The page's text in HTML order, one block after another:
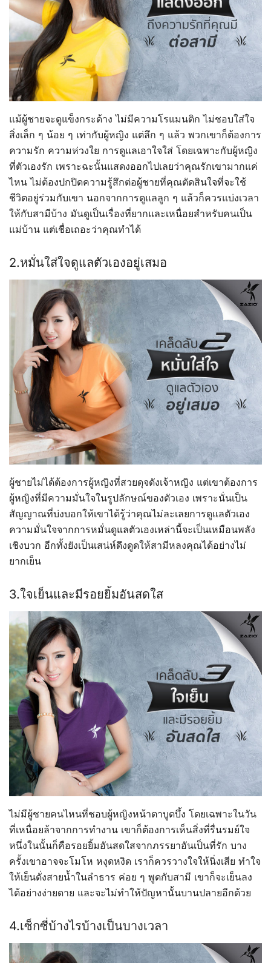
แม้ผู้ชายจะดูแข็งกระด้าง ไม่มีความโรแมนติก ไม่ชอบใส่ใจ
สิ่งเล็ก ๆ น้อย ๆ เท่ากับผู้หญิง แต่ลึก ๆ แล้ว พวกเขาก็ต้องการ
ความรัก ความห่วงใย การดูแลเอาใจใส่ โดยเฉพาะกับผู้หญิง
ที่ตัวเองรัก เพราะฉะนั้นแสดงออกไปเลยว่าคุณรักเขามากแค่
ไหน ไม่ต้องปกปิดความรู้สึกต่อผู้ชายที่คุณตัดสินใจที่จะใช้
ชีวิตอยู่ร่วมกับเขา นอกจากการดูแลลูก ๆ แล้วก็ควรแบ่งเวลา
ให้กับสามีบ้าง มันดูเป็นเรื่องที่ยากและเหนื่อยสำหรับคนเป็น
แม่บ้าน แต่เชื่อเถอะว่าคุณทำได้
2.หมั่นใส่ใจดูแลตัวเองอยู่เสมอ
ผู้ชายไม่ได้ต้องการผู้หญิงที่สวยดุจดังเจ้าหญิง แต่เขาต้องการ
ผู้หญิงที่มีความมั่นใจในรูปลักษณ์ของตัวเอง เพราะนั่นเป็น
สัญญาณที่บ่งบอกให้เขาได้รู้ว่าคุณไม่ละเลยการดูแลตัวเอง
ความมั่นใจจากการหมั่นดูแลตัวเองเหล่านี้จะเป็นเหมือนพลัง
เชิงบวก อีกทั้งยังเป็นเสน่ห์ดึงดูดให้สามีหลงคุณได้อย่างไม่
ยากเย็น
3.ใจเย็นและมีรอยยิ้มอันสดใส
ไม่มีผู้ชายคนไหนที่ชอบผู้หญิงหน้าตาบูดบึ้ง โดยเฉพาะในวัน
ที่เหนื่อยล้าจากการทำงาน เขาก็ต้องการเห็นสิ่งที่รื่นรมย์ใจ
หนึ่งในนั้นก็คือรอยยิ้มอันสดใสจากภรรยาอันเป็นที่รัก บาง
ครั้งเขาอาจจะโมโห หงุดหงิด เราก็ควรวางใจให้นิ่งเสีย ทำใจ
ให้เย็นดั่งสายน้ำในลำธาร ค่อย ๆ พูดกับสามี เขาก็จะเย็นลง
ได้อย่างง่ายดาย และจะไม่ทำให้ปัญหานั้นบานปลายอีกด้วย
4.เซ็กซี่บ้างไรบ้างเป็นบางเวลา